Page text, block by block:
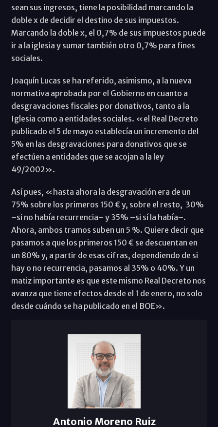
sean sus ingresos, tiene la posibilidad marcando la
doble x de decidir el destino de sus impuestos.
Marcando la doble x, el 0,7% de sus impuestos puede
ir a la iglesia y sumar también otro 0,7% para fines
sociales.
Joaquín Lucas se ha referido, asimismo, a la nueva
normativa aprobada por el Gobierno en cuanto a
desgravaciones fiscales por donativos, tanto a la
Iglesia como a entidades sociales. «el Real Decreto
publicado el 5 de mayo establecía un incremento del
5% en las desgravaciones para donativos que se
efectúen a entidades que se acojan a la ley
49/2002».
Así pues, «hasta ahora la desgravación era de un
75% sobre los primeros 150 € y, sobre el resto, 30%
–si no había recurrencia– y 35% –si sí la había–.
Ahora, ambos tramos suben un 5 %. Quiere decir que
pasamos a que los primeros 150 € se descuentan en
un 80% y, a partir de esas cifras, dependiendo de si
hay o no recurrencia, pasamos al 35% o 40%. Y un
matiz importante es que este mismo Real Decreto nos
avanza que tiene efectos desde el 1 de enero, no solo
desde cuándo se ha publicado en el BOE».
Antonio Moreno Ruiz